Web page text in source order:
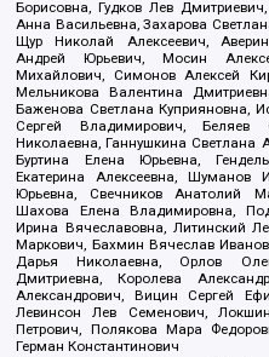
Борисовна, Гудков Лев
Анна Васильевна, Захарова
Щур Николай Алексеевич,
Андрей Юрьевич, Мосин
Михайлович, Симонов Алексей
Мельникова Валентина
Баженова Светлана Куприяновна,
Сергей Владимирович, Беляев
Николаевна, Ганнушкина Светлана
Буртина Елена Юрьевна,
Екатерина Алексеевна, Шуманов
Юрьевна, Свечников Анатолий
Шахова Елена Владимировна,
Ирина Вячеславовна, Литинский
Маркович, Бахмин Вячеслав
Дарья Николаевна, Орлов
Дмитриевна, Королева
Александрович, Вицин Сергей
Левинсон Лев Семенович,
Петрович, Полякова Мара
Герман Константинович